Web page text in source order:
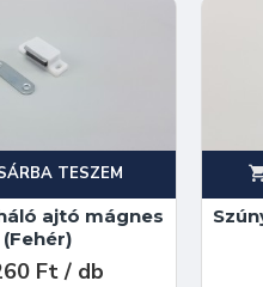
ajtó mágnes
(Fehér)
Ft / db
TESZEM